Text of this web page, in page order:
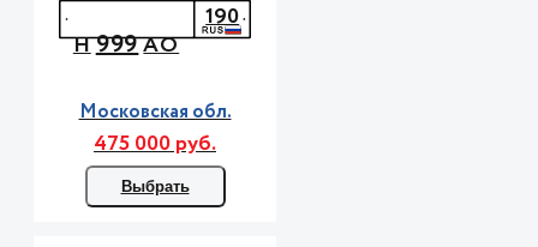
Н999АО
190
Московская обл.
475 000 руб.
Выбрать